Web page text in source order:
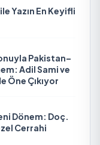
Yazın En Keyifli
Pakistan–
Adil Sami ve
Öne Çıkıyor
Dönem: Doç.
Cerrahi